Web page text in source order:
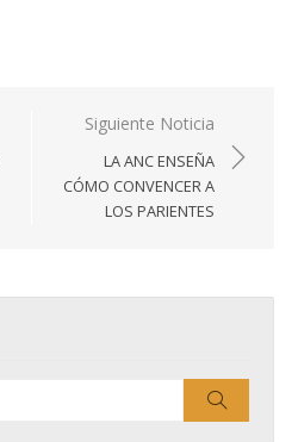
Siguiente Noticia
LA ANC ENSEÑA
CÓMO CONVENCER A
LOS PARIENTES